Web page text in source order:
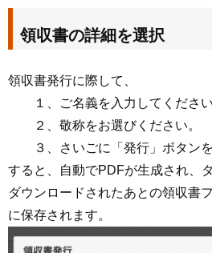
領収書の詳細を選択
領収書発行に際して、
１、ご名義を入力してください
２、敬称をお選びください。
３、さいごに「発行」ボタンを
すると、自動でPDFが生成され、
ダウンロードされたあとの領収書
に保存されます。